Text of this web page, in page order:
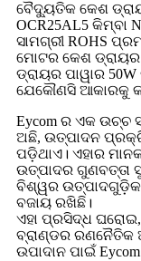
ବୈଦ୍ୟୁତିକ କେଶ
OCR25AL5 କିମ୍ବା
ସାମଗ୍ରୀ ROHS
ମୋଟର କେଶ
ଡ୍ରାୟର ପାୱାର
ଯେକୌଣସି ଆକାରକୁ
Eycom ର ଏକ ଉଚ୍ଚ
ଅଛି, ଉତ୍ପାଦନ
ପଡ଼ିଥାଏ। ଏହାର
ଉତ୍ପାଦର ଗୁଣବତ୍ତା
ବିଶ୍ୱର ଉତ୍ପାଦଗୁଡ଼ିକ
ବଜାୟ ରଖିଛି।
ଏହା ପ୍ରସିଦ୍ଧ
ବ୍ରାଣ୍ଡର ରଣନୈତିକ
ଉପାଦାନ ପାଇଁ